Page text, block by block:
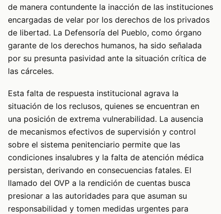
de manera contundente la inacción de las instituciones
encargadas de velar por los derechos de los privados
de libertad. La Defensoría del Pueblo, como órgano
garante de los derechos humanos, ha sido señalada
por su presunta pasividad ante la situación crítica de
las cárceles.
Esta falta de respuesta institucional agrava la
situación de los reclusos, quienes se encuentran en
una posición de extrema vulnerabilidad. La ausencia
de mecanismos efectivos de supervisión y control
sobre el sistema penitenciario permite que las
condiciones insalubres y la falta de atención médica
persistan, derivando en consecuencias fatales. El
llamado del OVP a la rendición de cuentas busca
presionar a las autoridades para que asuman su
responsabilidad y tomen medidas urgentes para